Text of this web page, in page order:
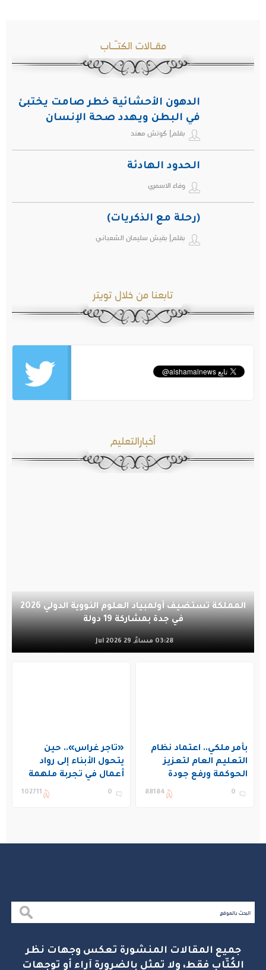
مقـالات الكتـّـاب
الدهون الأحشائية خطر صامت يختبئ
في البطن ويهدد صحة الإنسان
بقلم| كوتش مهند
الحدود الهادئة
وفاء الاسمري
(رحلة مع الذكريات)
بقلم| بقيش سليمان الشعباني
تابعنا من خلال تويتر
أخبارالتعليم
المملكة تستضيف أولمبياد العلوم النووية الدولي 2026
في جدة بمشاركة 19 دولة
03:28 مساءً, 29 Jul 2026
بأمر ملكي.. اعتماد نظام
التعليم العام لتعزيز
الحوكمة ورفع جودة
التعليم في المملكة
0
88184
«تاجر غراس».. حين
يتحول الأبناء إلى رواد
أعمال في تجربة ملهمة
بنادي غراس الصيفي
0
102711
جميع المقالات المنشورة تعكس وجهات نظر
الكُتّاب فقط، ولا تمثل بالضرورة آراء أو توجهات